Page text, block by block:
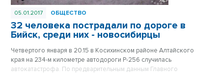
05.01.2017 ОБЩЕСТВО
32 человека пострадали по дороге в
Бийск, среди них - новосибирцы
Четвертого января в 20.15 в Косихинском районе Алтайского
края на 234-м километре автодороги Р-256 случилась
автокатастрофа. По предварительным данным Главного